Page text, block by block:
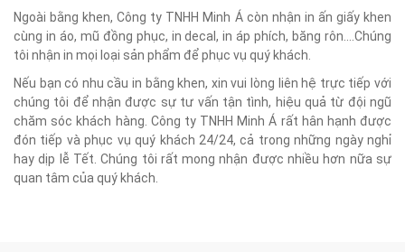
Ngoài bằng khen, Công ty TNHH Minh Á còn nhận in ấn giấy khen
cùng in áo, mũ đồng phục, in decal, in áp phích, băng rôn....Chúng
tôi nhận in mọi loại sản phẩm để phục vụ quý khách.
Nếu bạn có nhu cầu in bằng khen, xin vui lòng liên hệ trực tiếp với
chúng tôi để nhận được sự tư vấn tận tình, hiệu quả từ đội ngũ
chăm sóc khách hàng. Công ty TNHH Minh Á rất hân hạnh được
đón tiếp và phục vụ quý khách 24/24, cả trong những ngày nghỉ
hay dịp lễ Tết. Chúng tôi rất mong nhận được nhiều hơn nữa sự
quan tâm của quý khách.